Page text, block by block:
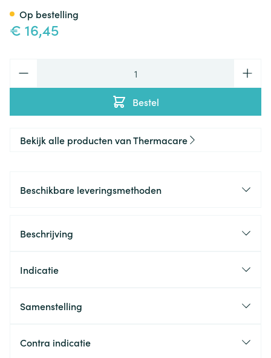
€ 16,45
Bestel
Op bestelling
Bekijk alle producten van Thermacare
Beschikbare leveringsmethoden
Beschrijving
Indicatie
Samenstelling
Contra indicatie